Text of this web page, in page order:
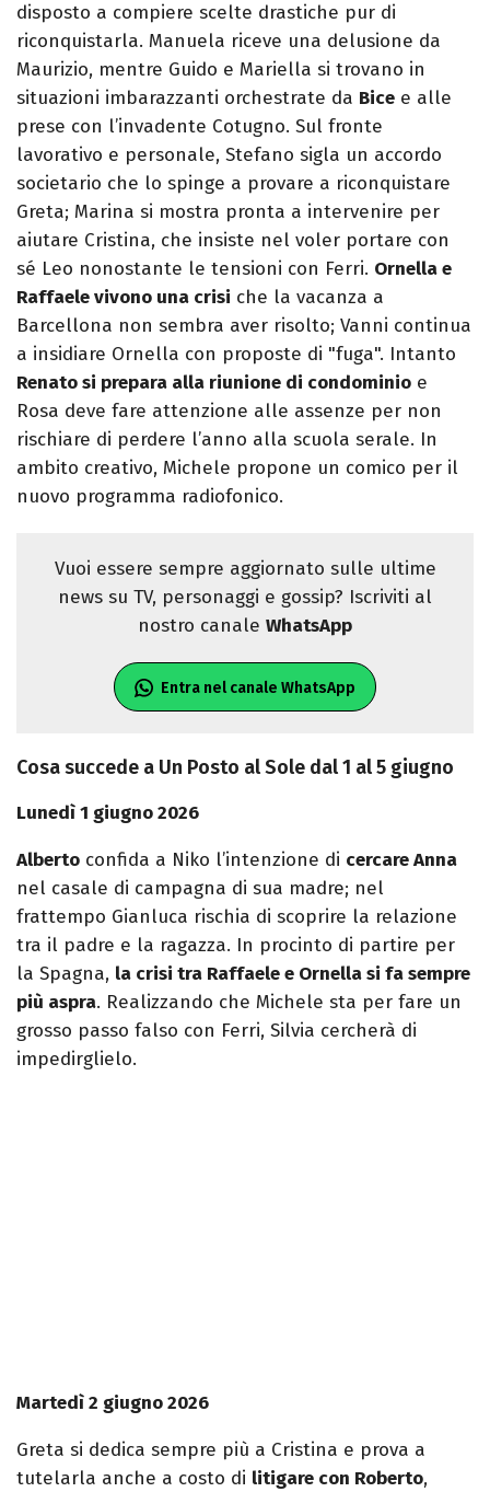
disposto a compiere scelte drastiche pur di
riconquistarla. Manuela riceve una delusione da
Maurizio, mentre Guido e Mariella si trovano in
situazioni imbarazzanti orchestrate da Bice e alle
prese con l’invadente Cotugno. Sul fronte
lavorativo e personale, Stefano sigla un accordo
societario che lo spinge a provare a riconquistare
Greta; Marina si mostra pronta a intervenire per
aiutare Cristina, che insiste nel voler portare con
sé Leo nonostante le tensioni con Ferri. Ornella e
Raffaele vivono una crisi che la vacanza a
Barcellona non sembra aver risolto; Vanni continua
a insidiare Ornella con proposte di "fuga". Intanto
Renato si prepara alla riunione di condominio e
Rosa deve fare attenzione alle assenze per non
rischiare di perdere l’anno alla scuola serale. In
ambito creativo, Michele propone un comico per il
nuovo programma radiofonico.
Vuoi essere sempre aggiornato sulle ultime
news su TV, personaggi e gossip? Iscriviti al
nostro canale WhatsApp
Entra nel canale WhatsApp
Cosa succede a Un Posto al Sole dal 1 al 5 giugno
Lunedì 1 giugno 2026
Alberto confida a Niko l’intenzione di cercare Anna
nel casale di campagna di sua madre; nel
frattempo Gianluca rischia di scoprire la relazione
tra il padre e la ragazza. In procinto di partire per
la Spagna, la crisi tra Raffaele e Ornella si fa sempre
più aspra. Realizzando che Michele sta per fare un
grosso passo falso con Ferri, Silvia cercherà di
impedirglielo.
Martedì 2 giugno 2026
Greta si dedica sempre più a Cristina e prova a
tutelarla anche a costo di litigare con Roberto,